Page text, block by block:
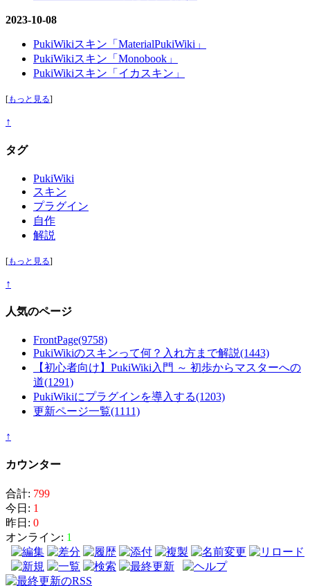
2023-10-08
PukiWikiスキン「MaterialPukiWiki」
PukiWikiスキン「Monobook」
PukiWikiスキン「イカスキン」
[もっと見る]
↑
タグ
PukiWiki
スキン
プラグイン
自作
解説
[もっと見る]
↑
人気のページ
FrontPage(9758)
PukiWikiのスキンって何？入れ方まで解説(1443)
【初心者向け】PukiWiki入門 ～ 初歩からマスターへの
道(1291)
PukiWikiにプラグインを導入する(1203)
更新ページ一覧(1111)
↑
カウンター
合計: 799
今日: 1
昨日: 0
オンライン: 1